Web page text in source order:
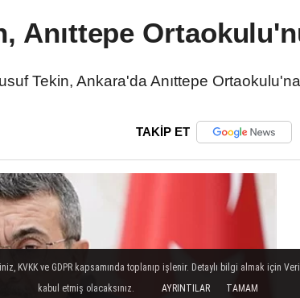
Anıttepe
Tekin, Ankara'da Anıttepe
TAKİP ET
KVKK ve GDPR kapsamında toplanıp işlenir. Detaylı bilgi almak için
kabul etmiş olacaksınız.
AYRINTILAR TAMAM